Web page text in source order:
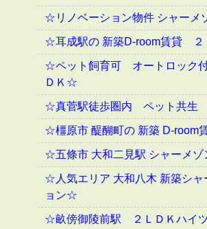
☆リノベーション物件 シャーメ
☆耳成駅の 新築D-room賃貸
☆ペット飼育可 オートロック
ＤＫ☆
☆真菅駅徒歩圏内 ペット共生
☆橿原市 醍醐町の 新築 D-room
☆五條市 大和二見駅 シャーメ
☆人気エリア 大和八木 新築シャ
ョン☆
☆畝傍御陵前駅 ２ＬＤＫハイ